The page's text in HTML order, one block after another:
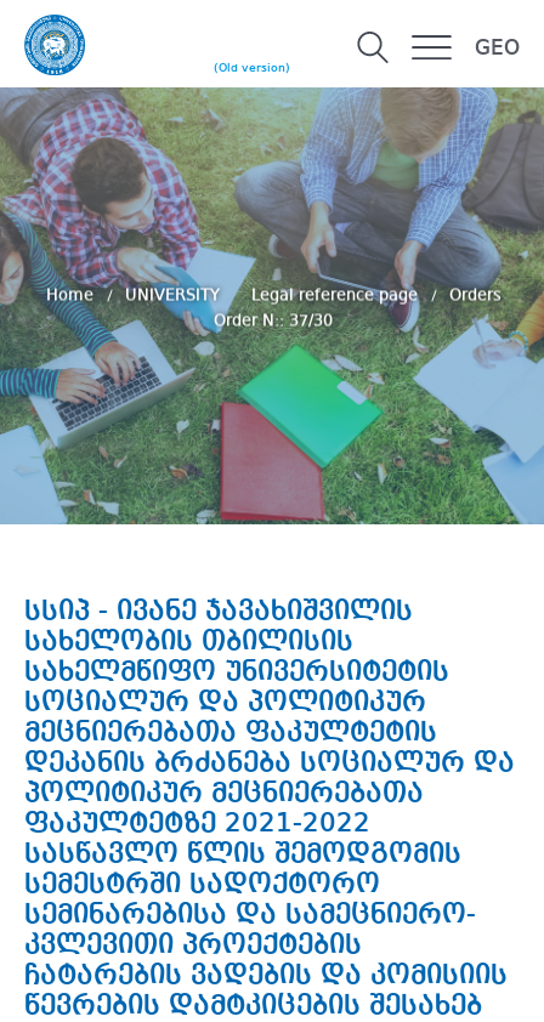
(Old version)
GEO
Home UNIVERSITY Legal reference page
Orders
Order N:: 37/30
სსიპ - ივანე ჯავახიშვილის
სახელობის თბილისის
სახელმწიფო უნივერსიტეტის
სოციალურ და პოლიტიკურ
მეცნიერებათა ფაკულტეტის
დეკანის ბრძანება სოციალურ და
პოლიტიკურ მეცნიერებათა
ფაკულტეტზე 2021-2022
სასწავლო წლის შემოდგომის
სემესტრში სადოქტორო
სემინარებისა და სამეცნიერო-
კვლევითი პროექტების
ჩატარების ვადების და კომისიის
წევრების დამტკიცების შესახებ